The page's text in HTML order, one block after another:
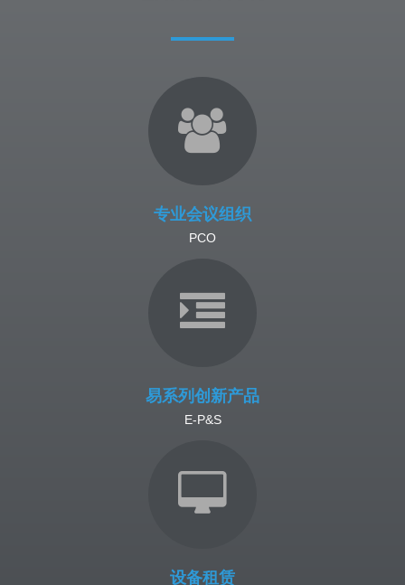
专业会议组织
PCO
易系列创新产品
E-P&S
设备租赁